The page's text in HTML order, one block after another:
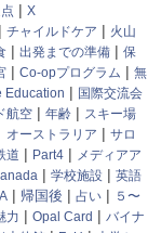
| X
| チャイルドケア | 火山
| 出発までの準備 | 保
| Co-opプログラム | 無
Education | 国際交流会
航空 | 年齢 | スキー場
オーストラリア | サロ
道 | Part4 | メディアア
| 学校施設 | 英語
| 帰国後 | 占い | ５〜
力 | Opal Card | バイナ